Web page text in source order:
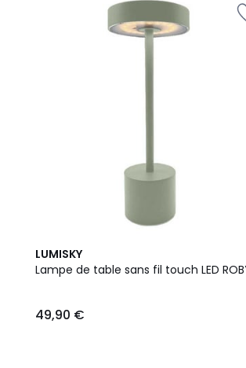
LUMISKY
Lampe de table sans fil touch LED
49,90 €
1
/